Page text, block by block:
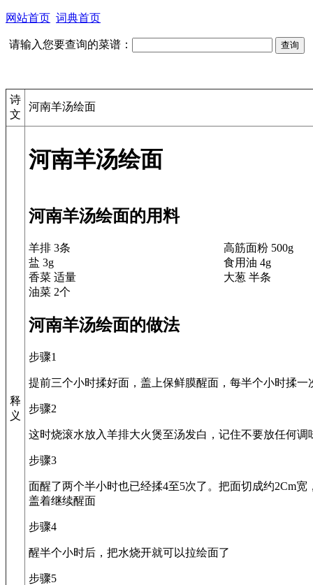
网站首页 词典首页
请输入您要查询的菜谱：
诗
文
河南羊汤绘面
释
义
河南羊汤绘面
河南羊汤绘面的用料
羊排 3条
高筋面粉 500g
盐 3g
食用油 4g
香菜 适量
大葱 半条
油菜 2个
河南羊汤绘面的做法
步骤1
提前三个小时揉好面，盖上保鲜膜醒面，每半个小时揉一
步骤2
这时烧滚水放入羊排大火煲至汤发白，记住不要放任何调
步骤3
面醒了两个半小时也已经揉4至5次了。把面切成约2Cm
盖着继续醒面
步骤4
醒半个小时后，把水烧开就可以拉绘面了
步骤5